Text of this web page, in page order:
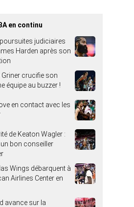
en continu
judiciaires
Harden après son
Griner crucifie son
équipe au buzzer !
en contact avec les
de Keaton Wagler :
bon conseiller
Wings débarquent à
Airlines Center en
avance sur la